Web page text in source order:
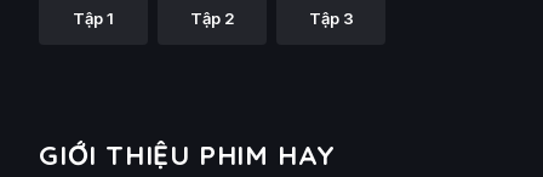
Tập 1 Tập 2 Tập 3
GIỚI THIỆU PHIM HAY